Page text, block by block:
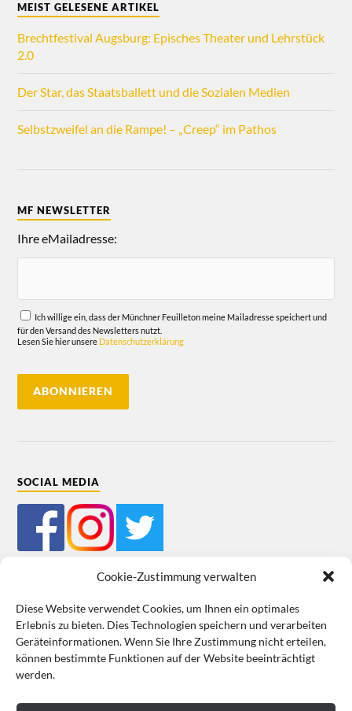
Cookie-Zustimmung verwalten
Diese Website verwendet Cookies, um Ihnen ein optimales
Erlebnis zu bieten. Dies Technologien speichern und verarbeiten
Geräteinformationen. Wenn Sie Ihre Zustimmung nicht erteilen,
können bestimmte Funktionen auf der Website beeinträchtigt
werden.
MEIST GELESENE ARTIKEL
Brechtfestival Augsburg: Episches Theater und Lehrstück
2.0
Der Star, das Staatsballett und die Sozialen Medien
Selbstzweifel an die Rampe! – „Creep“ im Pathos
MF NEWSLETTER
Ihre eMailadresse:
Ich willige ein, dass der Münchner Feuilleton meine Mailadresse speichert und
für den Versand des Newsletters nutzt.
Lesen Sie hier unsere Datenschutzerklärung
SOCIAL MEDIA
Mein Bestellkonto Kundeninformationen Datenschutz
Cookie-Richtlinie (EU) Impressum
VERTRAG WIDERRUFEN